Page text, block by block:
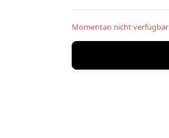
Momentan nicht verfügbar